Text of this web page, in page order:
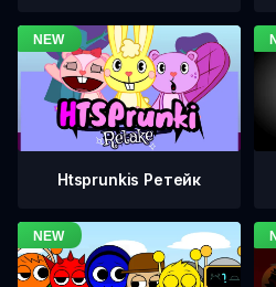
Htsprunkis Ретейк